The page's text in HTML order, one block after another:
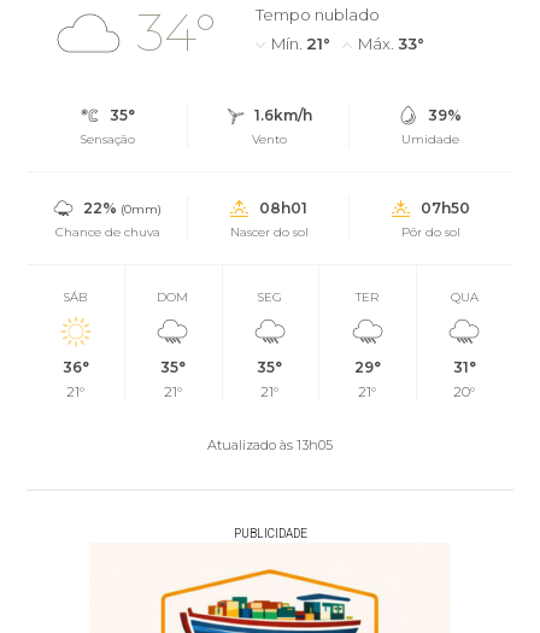
34°
Tempo nublado
Mín. 21° Máx. 33°
35°
Sensação
1.6km/h
Vento
39%
Umidade
22% (0mm)
Chance de chuva
08h01
Nascer do sol
07h50
Pôr do sol
SÁB
36°
21°
DOM
35°
21°
SEG
35°
21°
TER
29°
21°
QUA
31°
20°
Atualizado às 13h05
PUBLICIDADE